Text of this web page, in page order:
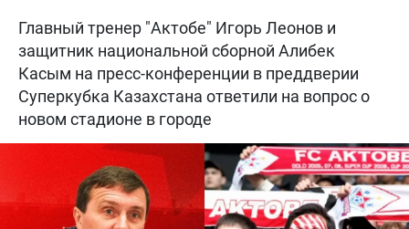
Главный тренер "Актобе" Игорь Леонов и
защитник национальной сборной Алибек
Касым на пресс-конференции в преддверии
Суперкубка Казахстана ответили на вопрос о
новом стадионе в городе